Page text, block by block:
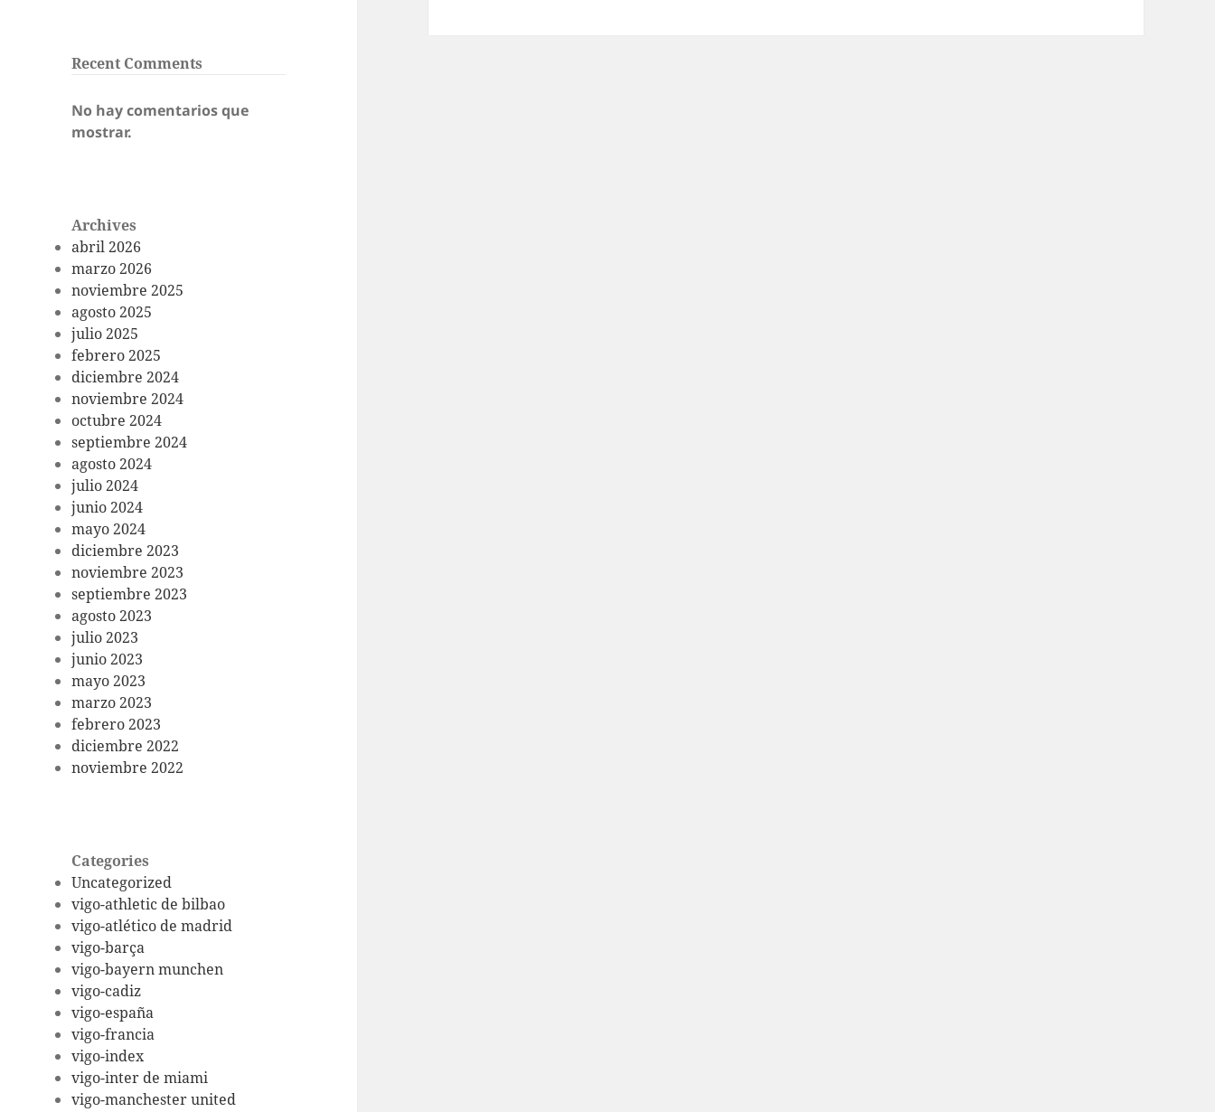
Recent Comments
No hay comentarios que
mostrar.
Archives
abril 2026
marzo 2026
noviembre 2025
agosto 2025
julio 2025
febrero 2025
diciembre 2024
noviembre 2024
octubre 2024
septiembre 2024
agosto 2024
julio 2024
junio 2024
mayo 2024
diciembre 2023
noviembre 2023
septiembre 2023
agosto 2023
julio 2023
junio 2023
mayo 2023
marzo 2023
febrero 2023
diciembre 2022
noviembre 2022
Categories
Uncategorized
vigo-athletic de bilbao
vigo-atlético de madrid
vigo-barça
vigo-bayern munchen
vigo-cadiz
vigo-españa
vigo-francia
vigo-index
vigo-inter de miami
vigo-manchester united